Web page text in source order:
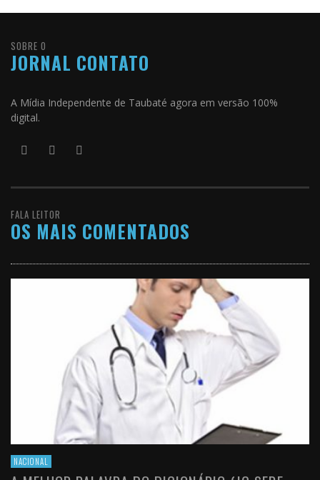
SOBRE O
JORNAL CONTATO
A Mídia Independente de Taubaté agora em versão 100%
digital.
FALA LEITOR
OS MAIS COMENTADOS
NACIONAL